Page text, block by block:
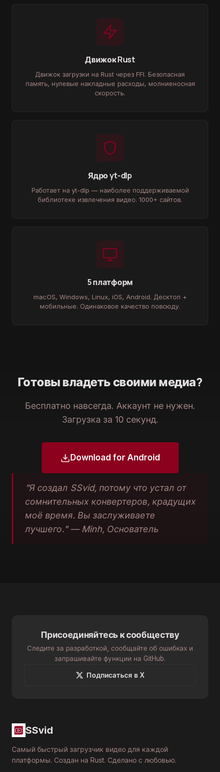
Движок Rust
Движок загрузки на Rust через FFI. Безопасная
память, нулевые накладные расходы, молниеносная
скорость.
Ядро yt-dlp
Работает на yt-dlp — наиболее поддерживаемой
библиотеке извлечения видео. 1000+ сайтов.
5 платформ
macOS, Windows, Linux, iOS, Android. Десктоп +
мобильные. Одинаковое качество повсюду.
Готовы владеть своими медиа?
Бесплатно навсегда. Аккаунт не нужен.
Загрузка за 10 секунд.
Download for Android
"Я создал SSvid, потому что устал от
сомнительных конвертеров, крадущих
моё время. Вы заслуживаете
лучшего." — Minh, Основатель
Присоединяйтесь к сообществу
Следите за разработкой, сообщайте об ошибках и
запрашивайте функции на GitHub.
Подписаться в X
SSvid
Самый быстрый загрузчик видео для каждой
платформы. Создан на Rust. Сделано с любовью.